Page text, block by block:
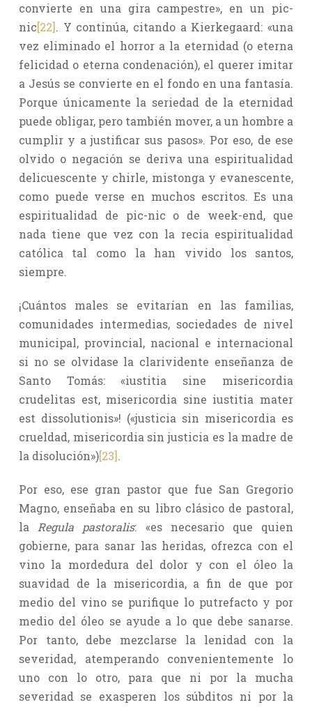
convierte en una gira campestre», en un pic-
nic[22]. Y continúa, citando a Kierkegaard: «una
vez eliminado el horror a la eternidad (o eterna
felicidad o eterna condenación), el querer imitar
a Jesús se convierte en el fondo en una fantasía.
Porque únicamente la seriedad de la eternidad
puede obligar, pero también mover, a un hombre a
cumplir y a justificar sus pasos». Por eso, de ese
olvido o negación se deriva una espiritualidad
delicuescente y chirle, mistonga y evanescente,
como puede verse en muchos escritos. Es una
espiritualidad de pic-nic o de week-end, que
nada tiene que vez con la recia espiritualidad
católica tal como la han vivido los santos,
siempre.
¡Cuántos males se evitarían en las familias,
comunidades intermedias, sociedades de nivel
municipal, provincial, nacional e internacional
si no se olvidase la clarividente enseñanza de
Santo Tomás: «iustitia sine misericordia
crudelitas est, misericordia sine iustitia mater
est dissolutionis»! («justicia sin misericordia es
crueldad, misericordia sin justicia es la madre de
la disolución»)[23].
Por eso, ese gran pastor que fue San Gregorio
Magno, enseñaba en su libro clásico de pastoral,
la Regula pastoralis: «es necesario que quien
gobierne, para sanar las heridas, ofrezca con el
vino la mordedura del dolor y con el óleo la
suavidad de la misericordia, a fin de que por
medio del vino se purifique lo putrefacto y por
medio del óleo se ayude a lo que debe sanarse.
Por tanto, debe mezclarse la lenidad con la
severidad, atemperando convenientemente lo
uno con lo otro, para que ni por la mucha
severidad se exasperen los súbditos ni por la